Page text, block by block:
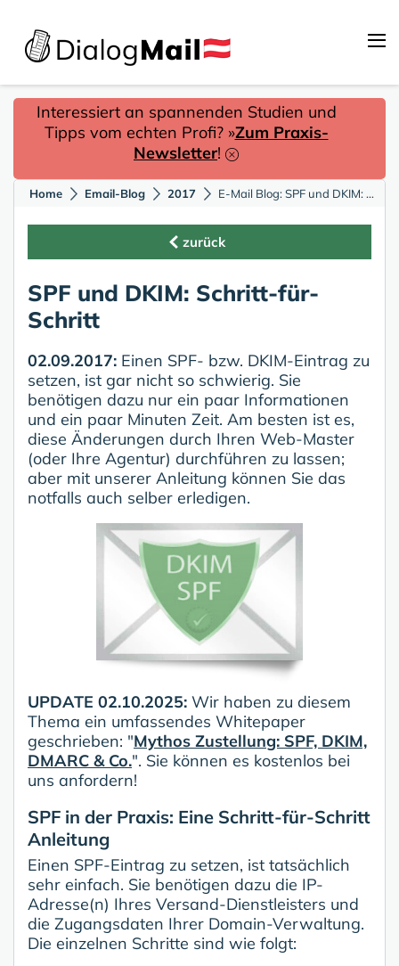
Interessiert an spannenden Studien und
Tipps vom echten Profi? »Zum Praxis-
Newsletter!
Home Email-Blog 2017 E-Mail Blog: SPF und DKIM: Schritt-für-Schritt
zurück
SPF und DKIM: Schritt-für-
Schritt
02.09.2017: Einen SPF- bzw. DKIM-Eintrag zu
setzen, ist gar nicht so schwierig. Sie
benötigen dazu nur ein paar Informationen
und ein paar Minuten Zeit. Am besten ist es,
diese Änderungen durch Ihren Web-Master
(oder Ihre Agentur) durchführen zu lassen;
aber mit unserer Anleitung können Sie das
notfalls auch selber erledigen.
UPDATE 02.10.2025: Wir haben zu diesem
Thema ein umfassendes Whitepaper
geschrieben: "Mythos Zustellung: SPF, DKIM,
DMARC & Co.". Sie können es kostenlos bei
uns anfordern!
SPF in der Praxis: Eine Schritt-für-Schritt
Anleitung
Einen SPF-Eintrag zu setzen, ist tatsächlich
sehr einfach. Sie benötigen dazu die IP-
Adresse(n) Ihres Versand-Dienstleisters und
die Zugangsdaten Ihrer Domain-Verwaltung.
Die einzelnen Schritte sind wie folgt: